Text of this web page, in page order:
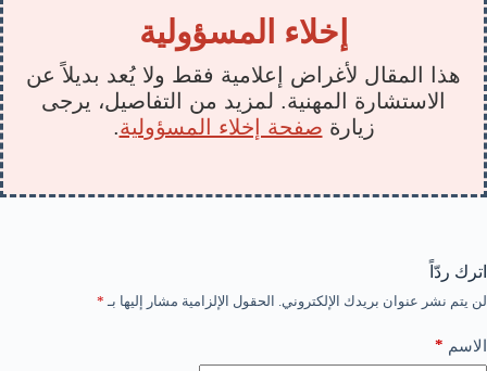
إخلاء المسؤولية
هذا المقال لأغراض إعلامية فقط ولا يُعد بديلاً عن
الاستشارة المهنية. لمزيد من التفاصيل، يرجى
زيارة صفحة إخلاء المسؤولية.
اترك ردّاً
لن يتم نشر عنوان بريدك الإلكتروني. الحقول الإلزامية مشار إليها بـ *
الاسم *